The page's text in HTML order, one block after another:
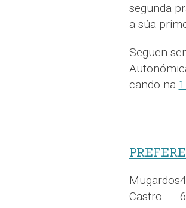
segunda
a súa
Seguen
cando na
Mugardos
Castro